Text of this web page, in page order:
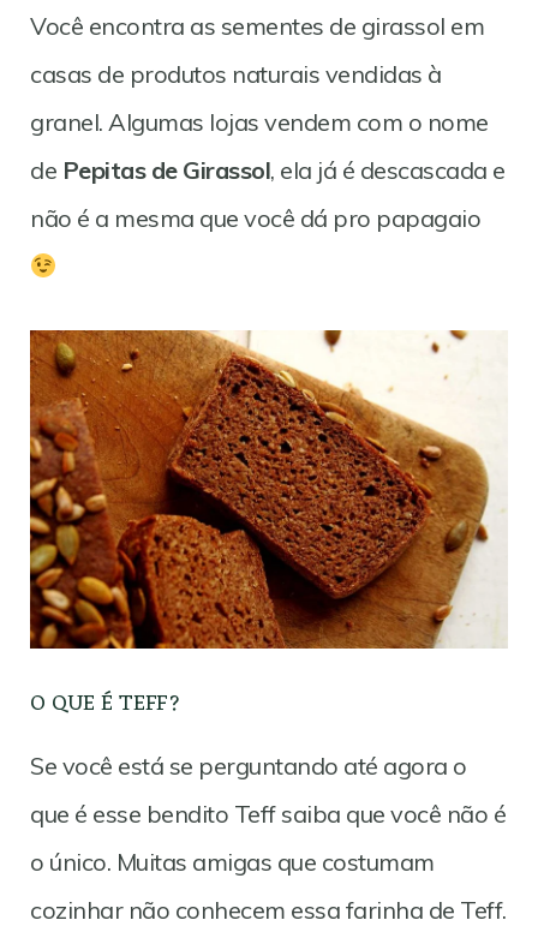
Você encontra as sementes de girassol em
casas de produtos naturais vendidas à
granel. Algumas lojas vendem com o nome
de Pepitas de Girassol, ela já é descascada e
não é a mesma que você dá pro papagaio
O QUE É TEFF?
Se você está se perguntando até agora o
que é esse bendito Teff saiba que você não é
o único. Muitas amigas que costumam
cozinhar não conhecem essa farinha de Teff.